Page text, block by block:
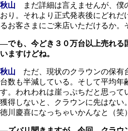
秋山 まだ詳細は言えませんが、僕
おり。それより正式発表後にどれだ
るお客さまにご来店いただけるか。
―でも、今どき３０万台以上売れる
いますけどね。
秋山 ただ、現状のクラウンの保有
台数も半減している。そして平均年
す。われわれは崖っぷちだと思って
獲得しないと、クラウンに先はない
徳川慶喜になっちゃいかんなと（笑